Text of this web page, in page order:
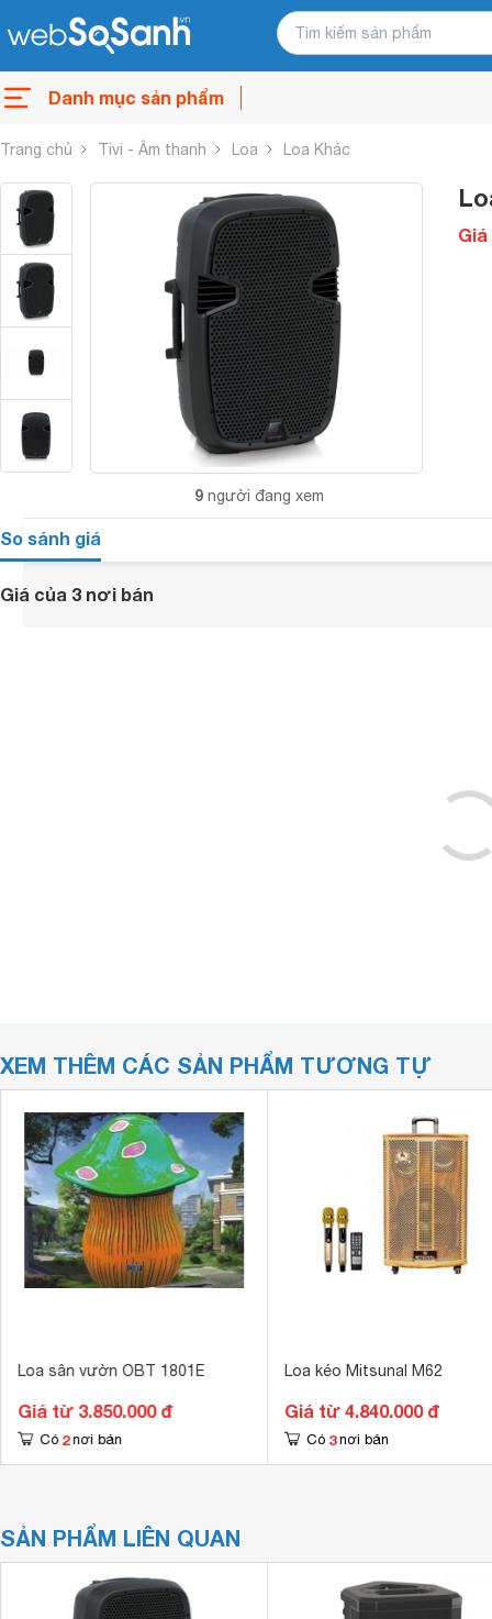
Danh mục sản phẩm
Trang chủ Tivi - Âm thanh Loa Loa Khác
9 người đang xem
Giá
So sánh giá
Giá của 3 nơi bán
XEM THÊM CÁC SẢN PHẨM TƯƠNG TỰ
Loa sân vườn OBT 1801E
Giá từ 3.850.000 đ
Có 2 nơi bán
Loa kéo Mitsunal M62
Giá từ 4.840.000 đ
Có 3 nơi bán
SẢN PHẨM LIÊN QUAN